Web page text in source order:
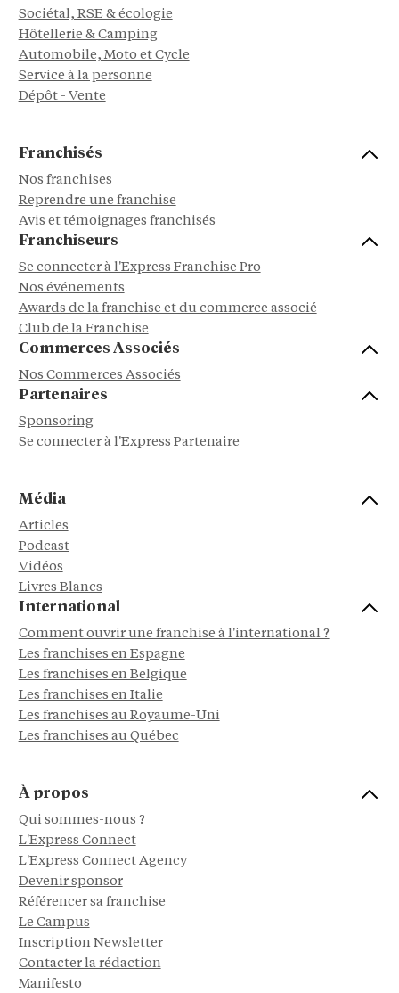
Sociétal, RSE & écologie
Hôtellerie & Camping
Automobile, Moto et Cycle
Service à la personne
Dépôt - Vente
Franchisés
Nos franchises
Reprendre une franchise
Avis et témoignages franchisés
Franchiseurs
Se connecter à l'Express Franchise Pro
Nos événements
Awards de la franchise et du commerce associé
Club de la Franchise
Commerces Associés
Nos Commerces Associés
Partenaires
Sponsoring
Se connecter à l'Express Partenaire
Média
Articles
Podcast
Vidéos
Livres Blancs
International
Comment ouvrir une franchise à l'international ?
Les franchises en Espagne
Les franchises en Belgique
Les franchises en Italie
Les franchises au Royaume-Uni
Les franchises au Québec
À propos
Qui sommes-nous ?
L'Express Connect
L'Express Connect Agency
Devenir sponsor
Référencer sa franchise
Le Campus
Inscription Newsletter
Contacter la rédaction
Manifesto